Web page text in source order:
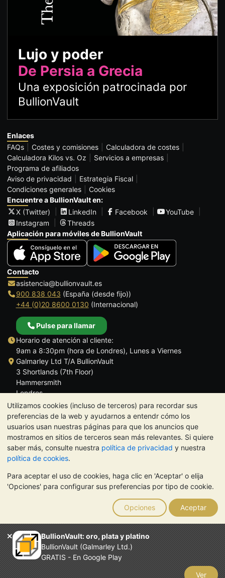
Utilizamos cookies (incluso de terceros) para recordar sus
preferencias de la web y ayudarnos a entendr cómo los
usuarios usan nuestras páginas para que los anuncios que
mostramos en sitios de terceros sean más relevantes. Si quiere
saber más, consulte nuestra política de privacidad y nuestra
política de cookies.
Para aceptar el uso de cookies, haga clic en 'Aceptar' o elija
'Opciones' para configurar sus preferencias por tipo de cookie.
Opciones Aceptar
BullionVault: oro, plata y platino
BullionVault (Galmarley Ltd.)
GRATIS - En Google Play
Ver
Lujo y poder
De Persia a Grecia
Una exposición patrocinada por
BullionVault
Enlaces
FAQs
Costes y comisiones
Calculadora de costes
Calculadora Kilos vs. Oz
Servicios a empresas
Programa de afiliados
Aviso de privacidad
Estrategia Fiscal
Condiciones generales
Cookies
Encuentre a BullionVault en:
X (Twitter)
LinkedIn Facebook
YouTube
Instagram
Threads
Aplicación para móviles de BullionVault
Contacto
asistencia@bullionvault.es
900 838 043 (España (desde fijo))
+44 (0)20 8600 0130 (Internacional)
Pulse para llamar
Horario de atención al cliente:
9am a 8:30pm (hora de Londres), Lunes a Viernes
Galmarley Ltd T/A BullionVault
3 Shortlands (7th Floor)
Hammersmith
Londres
W6 8DA
Reino Unido
NOTA: El valor de los metales preciosos puede tanto bajar como
subir. Las tendencias históricas no garantizan la evolución
futura de los precios. Nada de lo contenido en los sitios web de
BullionVault ni en ninguna de sus comunicaciones constituye
asesoramiento en materia de inversión. Debería buscar
asesoramiento profesional para determinar si poseer metales
preciosos es adecuado para usted.
El servicio de BullionVault es propiedad de Galmarley Limited,
empresa registrada en Gran Bretaña con el número 4943684
BullionVault Ltd © 2026